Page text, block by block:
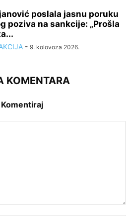
poslala jasnu poruku
poziva na sankcije: „Prošla
- 9. kolovoza 2026.
KOMENTARA
Komentiraj